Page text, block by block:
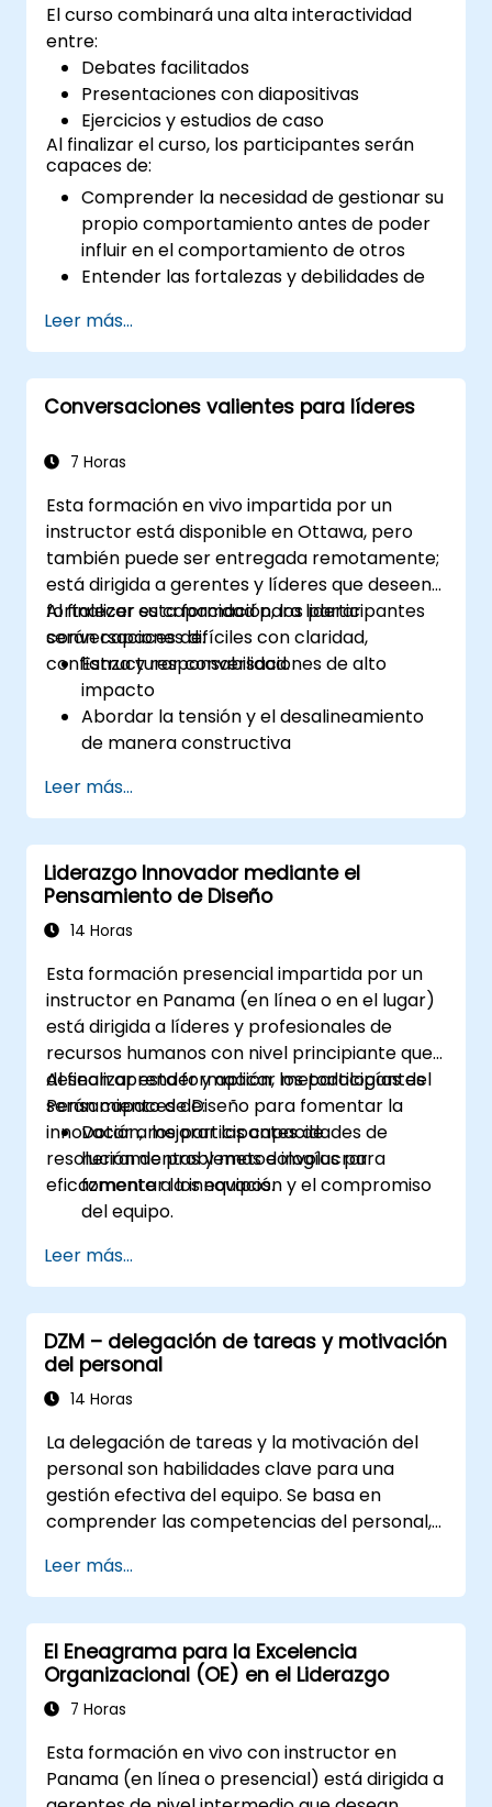
El curso combinará una alta interactividad
entre:
Debates facilitados
Presentaciones con diapositivas
Ejercicios y estudios de caso
Al finalizar el curso, los participantes serán
capaces de:
Comprender la necesidad de gestionar su
propio comportamiento antes de poder
influir en el comportamiento de otros
Entender las fortalezas y debilidades de
disponibles
Gestionar a sus clientes y partes
interesadas, tanto internas como
externas
difíciles que puedan surgir en la oficina
Leer más...
Conversaciones valientes para líderes
7 Horas
Esta formación en vivo impartida por un
instructor está disponible en Ottawa, pero
también puede ser entregada remotamente;
está dirigida a gerentes y líderes que deseen
fortalecer su capacidad para liderar
conversaciones difíciles con claridad,
confianza y responsabilidad.
Al finalizar esta formación, los participantes
serán capaces de:
Estructurar conversaciones de alto
impacto
Abordar la tensión y el desalineamiento
de manera constructiva
del equipo
Liderar con claridad bajo presión
Leer más...
Liderazgo Innovador mediante el
Pensamiento de Diseño
14 Horas
Esta formación presencial impartida por un
instructor en Panama (en línea o en el lugar)
está dirigida a líderes y profesionales de
recursos humanos con nivel principiante que
desean aprender y aplicar metodologías del
Pensamiento de Diseño para fomentar la
innovación, mejorar las capacidades de
resolución de problemas e involucrar
eficazmente a los equipos.
Al finalizar esta formación, los participantes
serán capaces de:
Dotar a los participantes de
herramientas y metodologías para
fomentar la innovación y el compromiso
del equipo.
empatía, ideación y prototipado para
resolver desafíos complejos.
Aplicar principios del Pensamiento de
Diseño en escenarios de liderazgo y
recursos humanos.
Promover una cultura de innovación
Leer más...
DZM – delegación de tareas y motivación
del personal
14 Horas
La delegación de tareas y la motivación del
personal son habilidades clave para una
gestión efectiva del equipo. Se basa en
comprender las competencias del personal,
tiempo que se otorga confianza y se delega
responsabilidad. Verifica regularmente los
avances y ofrece feedback constructivo para
poder motivar a los empleados: Reconoce los
logros: el reconocimiento público y privado de
los éxitos de los empleados refuerza su
al personal en los procesos de toma de
decisiones les brinda la sensación de un rol
Leer más...
El Eneagrama para la Excelencia
Organizacional (OE) en el Liderazgo
7 Horas
Esta formación en vivo con instructor en
Panama (en línea o presencial) está dirigida a